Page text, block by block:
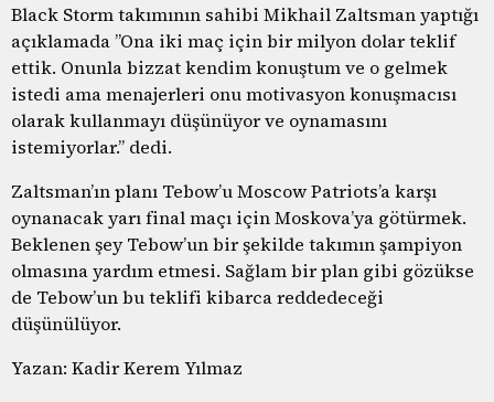
Black Storm takımının sahibi Mikhail Zaltsman yaptığı
açıklamada ”Ona iki maç için bir milyon dolar teklif
ettik. Onunla bizzat kendim konuştum ve o gelmek
istedi ama menajerleri onu motivasyon konuşmacısı
olarak kullanmayı düşünüyor ve oynamasını
istemiyorlar.” dedi.
Zaltsman’ın planı Tebow’u Moscow Patriots’a karşı
oynanacak yarı final maçı için Moskova’ya götürmek.
Beklenen şey Tebow’un bir şekilde takımın şampiyon
olmasına yardım etmesi. Sağlam bir plan gibi gözükse
de Tebow’un bu teklifi kibarca reddedeceği
düşünülüyor.
Yazan: Kadir Kerem Yılmaz